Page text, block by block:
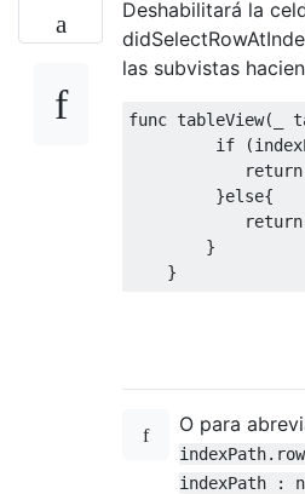
Deshabilitará la
las subvistas
func tableView( _
if
(
return
}else{
return
}
}
O para
indexPath :